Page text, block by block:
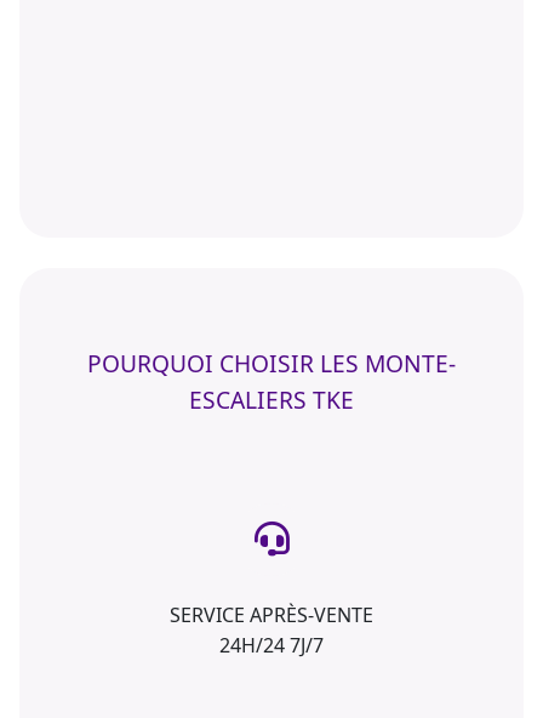
POURQUOI CHOISIR LES MONTE-
ESCALIERS TKE
SERVICE APRÈS-VENTE
24H/24 7J/7